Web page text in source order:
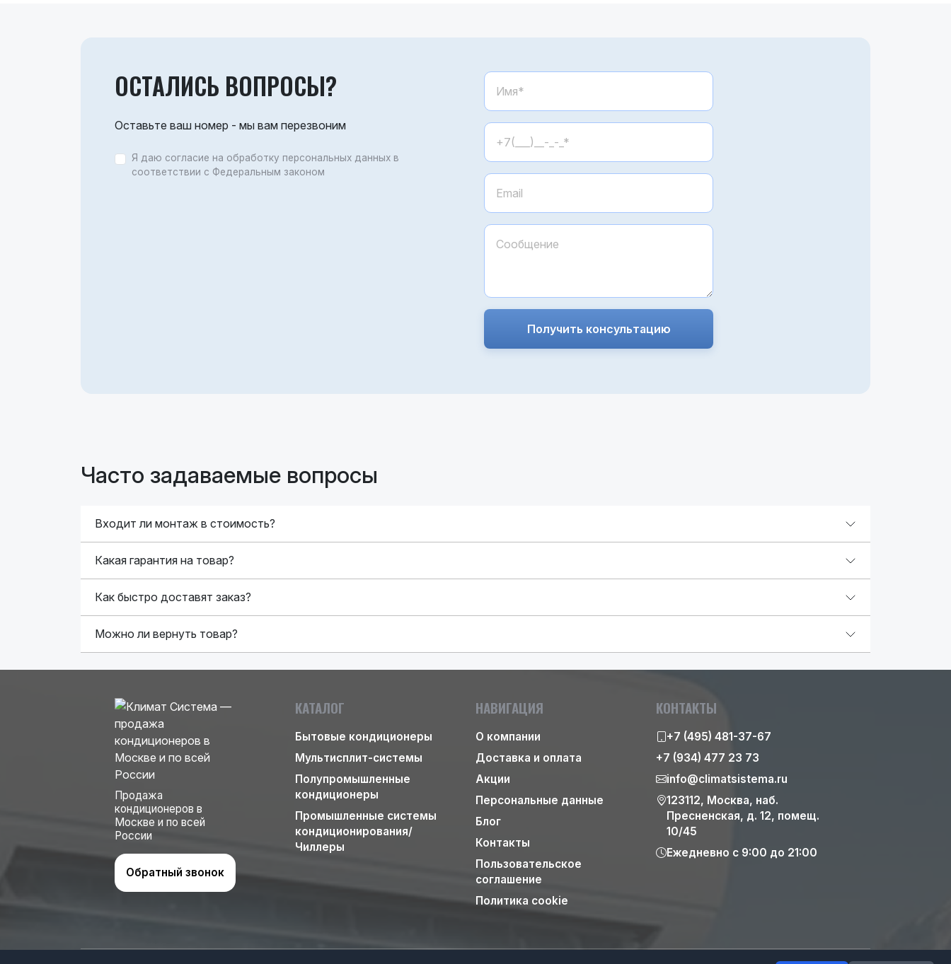
ОСТАЛИСЬ ВОПРОСЫ?
Оставьте ваш номер - мы вам перезвоним
Я даю согласие на обработку персональных данных в
соответствии с Федеральным законом
Получить консультацию
Часто задаваемые вопросы
Входит ли монтаж в стоимость?
Какая гарантия на товар?
Как быстро доставят заказ?
Можно ли вернуть товар?
Продажа
кондиционеров в
Москве и по всей
России
Обратный звонок
КАТАЛОГ
Бытовые кондиционеры
Мультисплит-системы
Полупромышленные
кондиционеры
Промышленные системы
кондиционирования/
Чиллеры
НАВИГАЦИЯ
О компании
Доставка и оплата
Акции
Персональные данные
Блог
Контакты
Пользовательское
соглашение
Политика cookie
КОНТАКТЫ
+7 (495) 481-37-67
+7 (934) 477 23 73
info@climatsistema.ru
123112, Москва, наб.
Пресненская, д. 12, помещ.
10/45
Ежедневно с 9:00 до 21:00